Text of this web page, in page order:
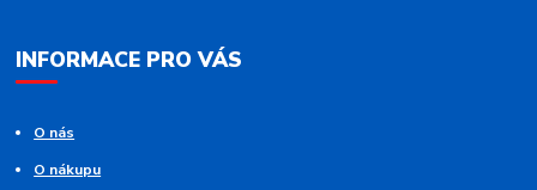
INFORMACE PRO VÁS
O nás
O nákupu